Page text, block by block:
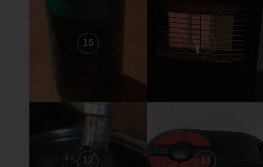
16 15
12 11